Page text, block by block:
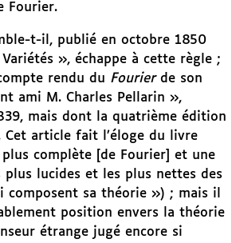
Fourier.
t-il, publié en octobre 1850
», échappe à cette règle ;
rendu du Fourier de son
ami M. Charles Pellarin »,
mais dont la quatrième édition
article fait l’éloge du livre
complète [de Fourier] et une
plus lucides et les plus nettes des
composent sa théorie ») ; mais il
position envers la théorie
étrange jugé encore si